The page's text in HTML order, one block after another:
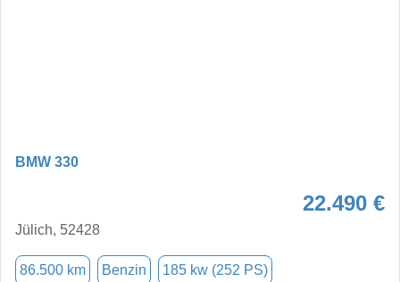
BMW 330
22.490 €
Jülich, 52428
86.500 km Benzin 185 kw (252 PS)